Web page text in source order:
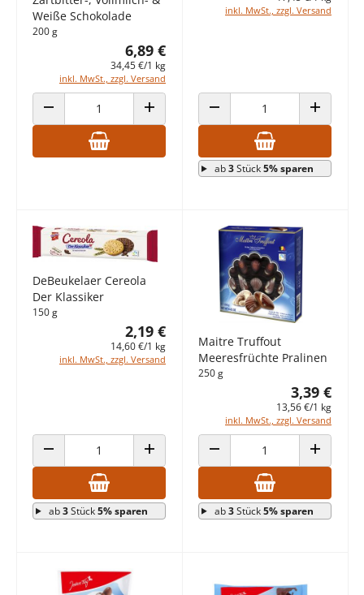
Weiße Schokolade
200 g
6,89 €
34,45 €/1 kg
inkl. MwSt., zzgl. Versand
ANZAHL VERRINGERN ANZAHL ERHÖHEN
inkl. MwSt., zzgl. Versand
ANZAHL VERRINGERN ANZAHL
ab3Stück5% sparen
DeBeukelaer Cereola
Der Klassiker
150 g
2,19 €
14,60 €/1 kg
inkl. MwSt., zzgl. Versand
ANZAHL VERRINGERN ANZAHL ERHÖHEN
ab3Stück5% sparen
Maitre Truffout
Meeresfrüchte Pralinen
250 g
3,39 €
13,56 €/1 kg
inkl. MwSt., zzgl. Versand
ANZAHL VERRINGERN ANZAHL
ab3Stück5% sparen